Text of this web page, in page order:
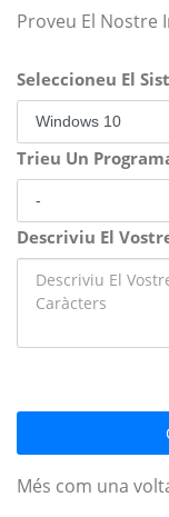
Proveu El Nostre
Seleccioneu El
Trieu Un
Descriviu El
Més com una